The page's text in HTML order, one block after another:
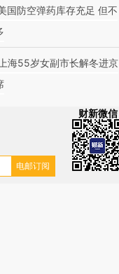
国防空弹药库存充足 但不
海55岁女副市长解冬进京
财新微信